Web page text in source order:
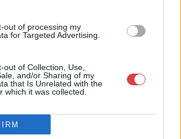
out of processing my
for Targeted Advertising.
out of Collection, Use,
and/or Sharing of my
that Is Unrelated with the
which it was collected.
rendelkezésére.
MŰTÁRGYAI
MŰTÁRGYAK